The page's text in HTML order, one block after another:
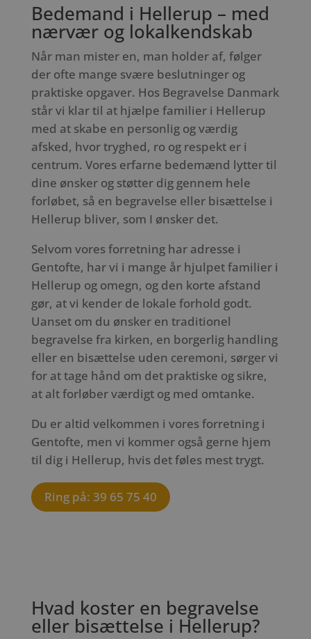
Bedemand i Hellerup – med
nærvær og lokalkendskab
Når man mister en, man holder af, følger
der ofte mange svære beslutninger og
praktiske opgaver. Hos Begravelse Danmark
står vi klar til at hjælpe familier i Hellerup
med at skabe en personlig og værdig
afsked, hvor tryghed, ro og respekt er i
centrum. Vores erfarne bedemænd lytter til
dine ønsker og støtter dig gennem hele
forløbet, så en begravelse eller bisættelse i
Hellerup bliver, som I ønsker det.
Selvom vores forretning har adresse i
Gentofte, har vi i mange år hjulpet familier i
Hellerup og omegn, og den korte afstand
gør, at vi kender de lokale forhold godt.
Uanset om du ønsker en traditionel
begravelse fra kirken, en borgerlig handling
eller en bisættelse uden ceremoni, sørger vi
for at tage hånd om det praktiske og sikre,
at alt forløber værdigt og med omtanke.
Du er altid velkommen i vores forretning i
Gentofte, men vi kommer også gerne hjem
til dig i Hellerup, hvis det føles mest trygt.
Ring på: 39 65 75 40
Hvad koster en begravelse
eller bisættelse i Hellerup?